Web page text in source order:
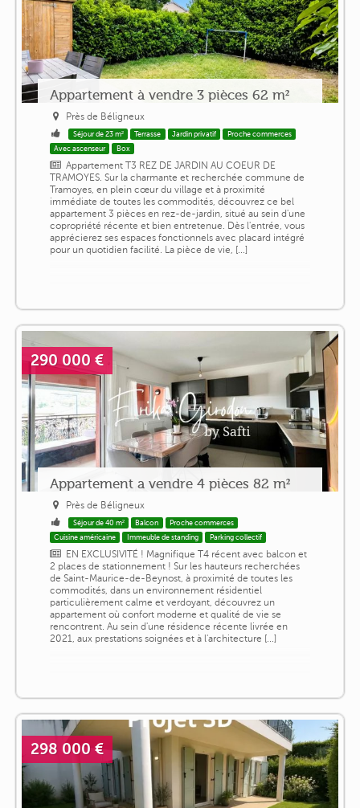
Appartement à vendre 3 pièces 62 m²
Près de Béligneux
Séjour de 23 m² Terrasse Jardin privatif
Proche commerces
Avec ascenseur
Box
Appartement T3 REZ DE JARDIN AU COEUR DE
TRAMOYES. Sur la charmante et recherchée commune de
Tramoyes, en plein cœur du village et à proximité
immédiate de toutes les commodités, découvrez ce bel
appartement 3 pièces en rez-de-jardin, situé au sein d'une
copropriété récente et bien entretenue. Dès l'entrée, vous
apprécierez ses espaces fonctionnels avec placard intégré
pour un quotidien facilité. La pièce de vie, [...]
290 000 €
Appartement a vendre 4 pièces 82 m²
Près de Béligneux
Séjour de 40 m² Balcon
Proche commerces
Cuisine américaine
Immeuble de standing Parking collectif
EN EXCLUSIVITÉ ! Magnifique T4 récent avec balcon et
2 places de stationnement ! Sur les hauteurs recherchées
de Saint-Maurice-de-Beynost, à proximité de toutes les
commodités, dans un environnement résidentiel
particulièrement calme et verdoyant, découvrez un
appartement où confort moderne et qualité de vie se
rencontrent. Au sein d'une résidence récente livrée en
2021, aux prestations soignées et à l'architecture [...]
298 000 €